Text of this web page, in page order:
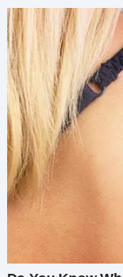
Что ж, тот
И я вернусь.
И в
тыкву.